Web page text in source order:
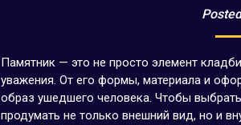
Памятник — это не просто элемент
уважения. От его формы, материала и
образ ушедшего человека. Чтобы
продумать не только внешний вид, но и